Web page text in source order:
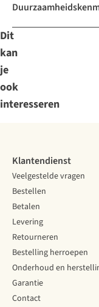
Dit
kan
je
ook
interesseren
Klantendienst
Veelgestelde vragen
Bestellen
Betalen
Levering
Retourneren
Bestelling herroepen
Onderhoud en
Garantie
Contact